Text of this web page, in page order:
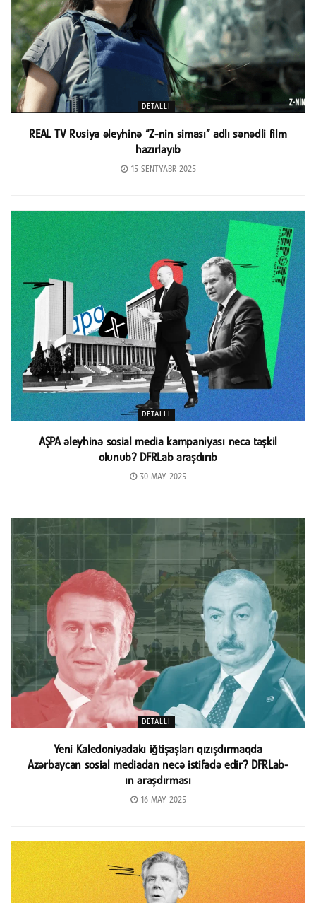
DETALLI
REAL TV Rusiya əleyhinə “Z-nin siması” adlı sənədli film
hazırlayıb
15 SENTYABR 2025
DETALLI
AŞPA əleyhinə sosial media kampaniyası necə təşkil
olunub? DFRLab araşdırıb
30 MAY 2025
DETALLI
Yeni Kaledoniyadakı iğtişaşları qızışdırmaqda
Azərbaycan sosial mediadan necə istifadə edir? DFRLab-
ın araşdırması
16 MAY 2025